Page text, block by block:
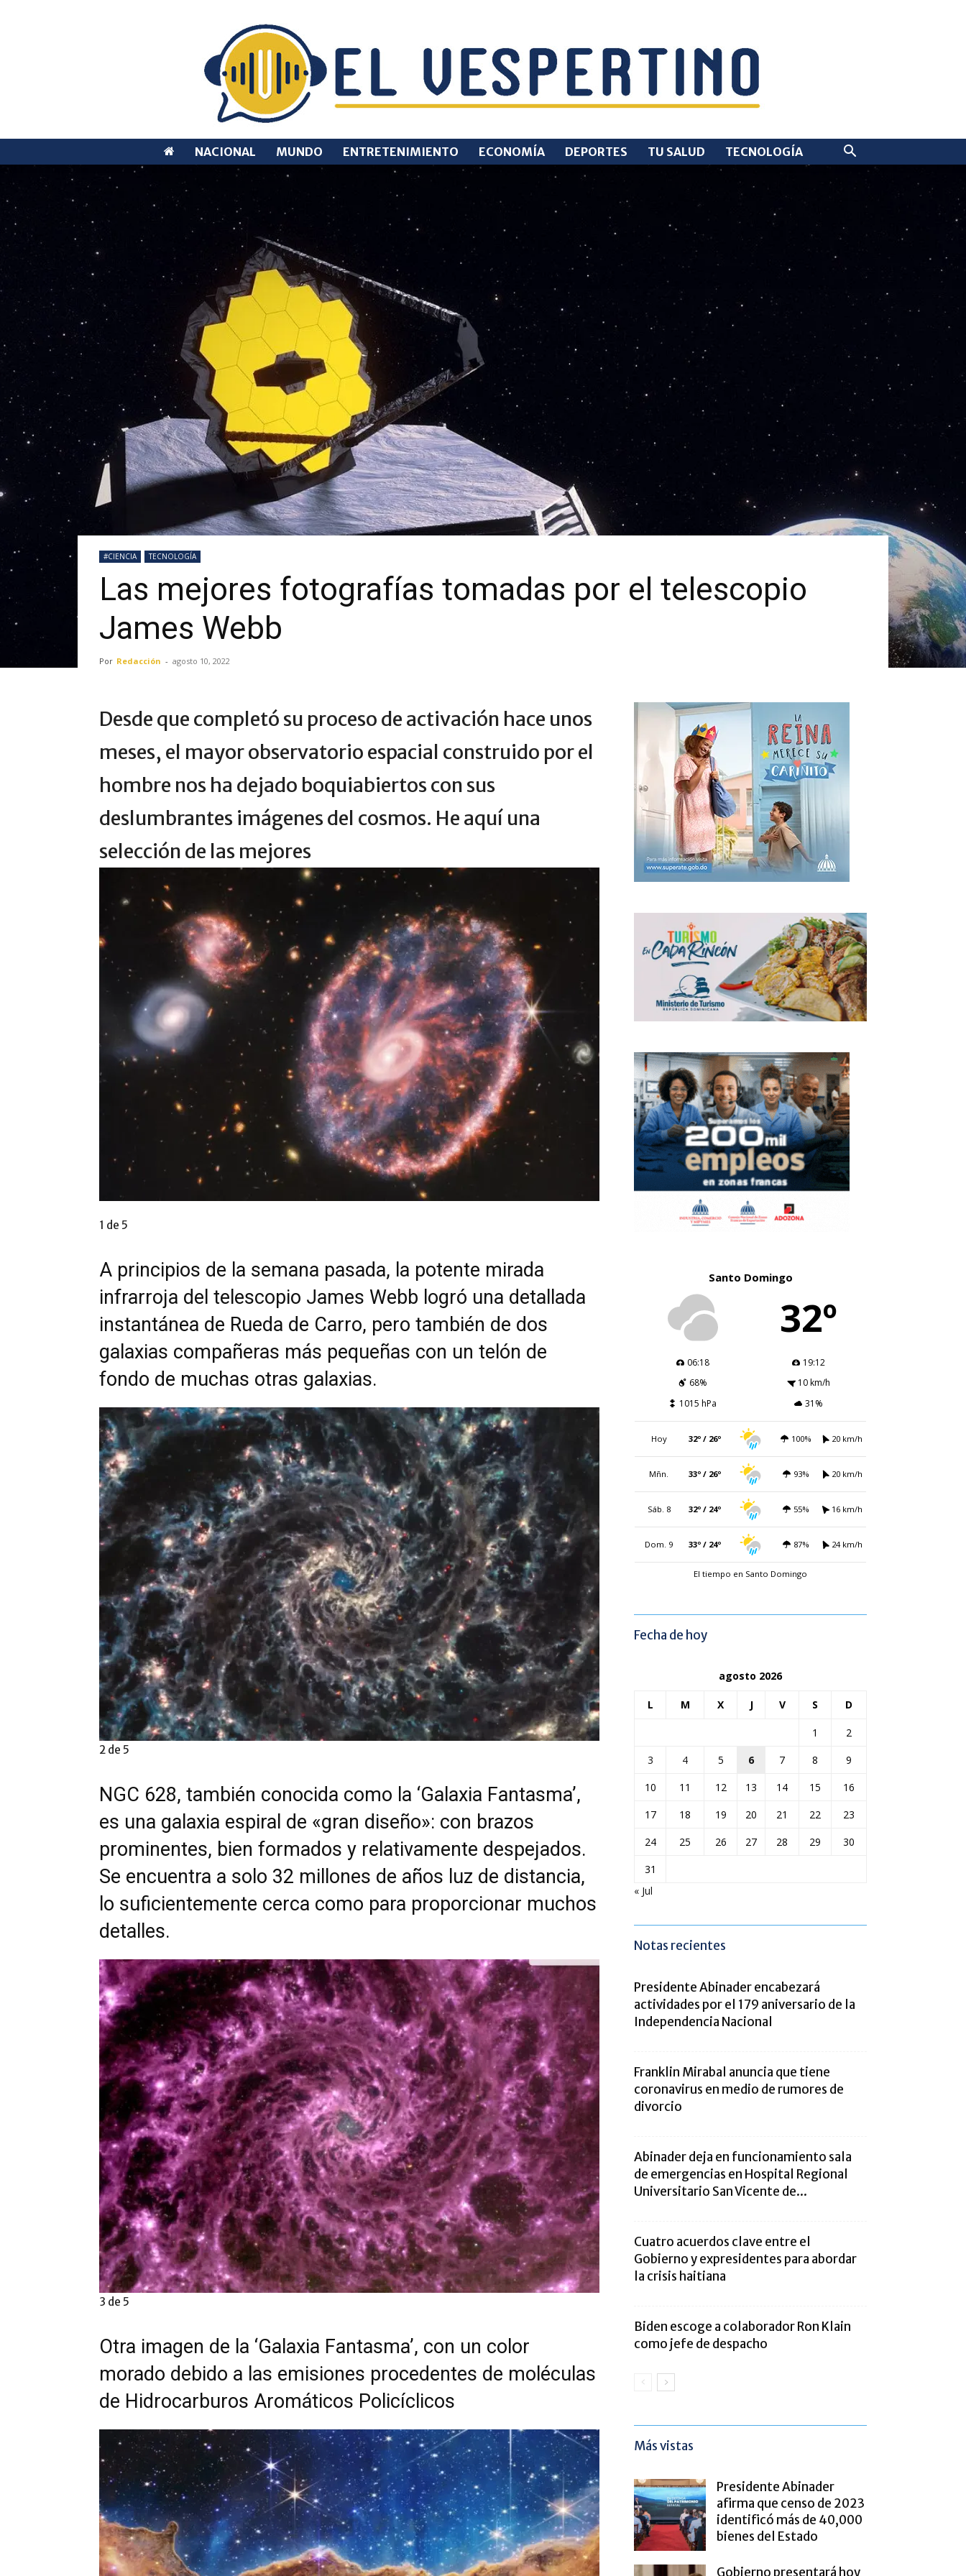
VESPERTINO
NACIONAL MUNDO ENTRETENIMIENTO ECONOMÍA DEPORTES TU SALUD TECNOLOGÍA
#CIENCIA TECNOLOGÍA
Las mejores fotografías tomadas por el telescopio
James Webb
Por Redacción - agosto 10, 2022
Desde que completó su proceso de activación hace unos
meses, el mayor observatorio espacial construido por el
hombre nos ha dejado boquiabiertos con sus
deslumbrantes imágenes del cosmos. He aquí una
selección de las mejores
1 de 5
A principios de la semana pasada, la potente mirada
infrarroja del telescopio James Webb logró una detallada
instantánea de Rueda de Carro, pero también de dos
galaxias compañeras más pequeñas con un telón de
fondo de muchas otras galaxias.
2 de 5
NGC 628, también conocida como la ‘Galaxia Fantasma’,
es una galaxia espiral de «gran diseño»: con brazos
prominentes, bien formados y relativamente despejados.
Se encuentra a solo 32 millones de años luz de distancia,
lo suficientemente cerca como para proporcionar muchos
detalles.
3 de 5
Otra imagen de la ‘Galaxia Fantasma’, con un color
morado debido a las emisiones procedentes de moléculas
de Hidrocarburos Aromáticos Policíclicos
Santo Domingo
32º
06:18
19:12
68%
10 km/h
1015 hPa
31%
Hoy 32º / 26º 100% 20 km/h
Mñn. 33º / 26º 93% 20 km/h
Sáb. 8 32º / 24º 55% 16 km/h
Dom. 9 33º / 24º 87% 24 km/h
El tiempo en Santo Domingo
Fecha de hoy
agosto 2026
L M X J V S D
1
2
3
4 5 6 7 8
9
10
11 12 13 14 15
16
17
18 19 20 21 22
23
24
25 26 27 28 29
30
31
« Jul
Notas recientes
Presidente Abinader encabezará
actividades por el 179 aniversario de la
Independencia Nacional
Franklin Mirabal anuncia que tiene
coronavirus en medio de rumores de
divorcio
Abinader deja en funcionamiento sala
de emergencias en Hospital Regional
Universitario San Vicente de...
Cuatro acuerdos clave entre el
Gobierno y expresidentes para abordar
la crisis haitiana
Biden escoge a colaborador Ron Klain
como jefe de despacho
Más vistas
Presidente Abinader
afirma que censo de 2023
identificó más de 40,000
bienes del Estado
Gobierno presentará hoy